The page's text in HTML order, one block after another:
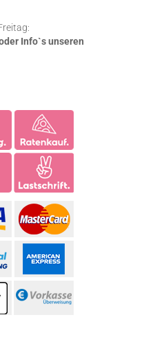
Info`s unseren